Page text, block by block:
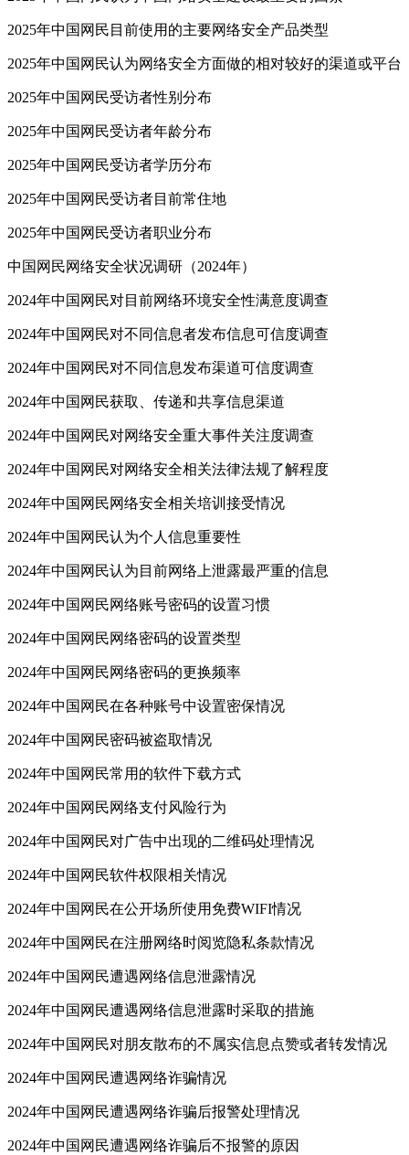
2025年中国网民目前使用的主要网络安全产品类型
2025年中国网民认为网络安全方面做的相对较好的渠道或平台
2025年中国网民受访者性别分布
2025年中国网民受访者年龄分布
2025年中国网民受访者学历分布
2025年中国网民受访者目前常住地
2025年中国网民受访者职业分布
中国网民网络安全状况调研（2024年）
2024年中国网民对目前网络环境安全性满意度调查
2024年中国网民对不同信息者发布信息可信度调查
2024年中国网民对不同信息发布渠道可信度调查
2024年中国网民获取、传递和共享信息渠道
2024年中国网民对网络安全重大事件关注度调查
2024年中国网民对网络安全相关法律法规了解程度
2024年中国网民网络安全相关培训接受情况
2024年中国网民认为个人信息重要性
2024年中国网民认为目前网络上泄露最严重的信息
2024年中国网民网络账号密码的设置习惯
2024年中国网民网络密码的设置类型
2024年中国网民网络密码的更换频率
2024年中国网民在各种账号中设置密保情况
2024年中国网民密码被盗取情况
2024年中国网民常用的软件下载方式
2024年中国网民网络支付风险行为
2024年中国网民对广告中出现的二维码处理情况
2024年中国网民软件权限相关情况
2024年中国网民在公开场所使用免费WIFI情况
2024年中国网民在注册网络时阅览隐私条款情况
2024年中国网民遭遇网络信息泄露情况
2024年中国网民遭遇网络信息泄露时采取的措施
2024年中国网民对朋友散布的不属实信息点赞或者转发情况
2024年中国网民遭遇网络诈骗情况
2024年中国网民遭遇网络诈骗后报警处理情况
2024年中国网民遭遇网络诈骗后不报警的原因